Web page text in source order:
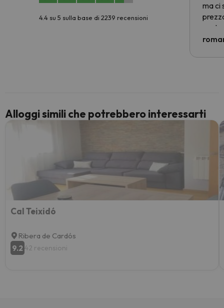
4.4 su 5 sulla base di 2239 recensioni
ma ci
Alloggi simili che potrebbero interessarti
Cal Teixidó
Ribera de Cardós
9.2 42 recensioni